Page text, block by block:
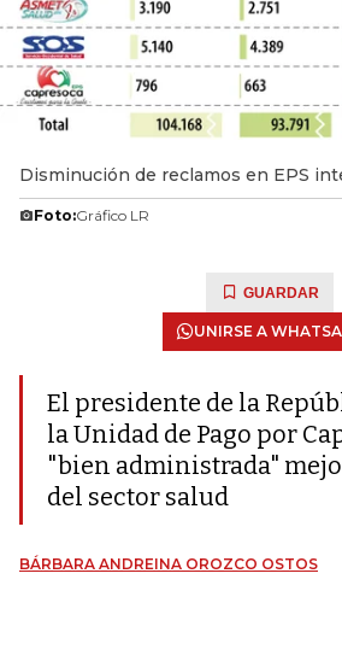
Disminución de reclamos en EPS
Foto:Gráfico LR
GUARDAR
UNIRSE A
El presidente de la
la Unidad de Pago por
"bien administrada"
del sector salud
BÁRBARA ANDREINA OROZCO OSTOS